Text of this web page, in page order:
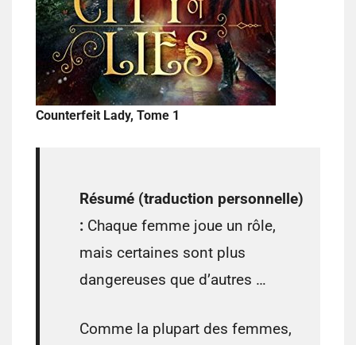
Counterfeit Lady, Tome 1
Résumé (traduction personnelle)
: Chaque femme joue un rôle,
mais certaines sont plus
dangereuses que d’autres …
Comme la plupart des femmes,